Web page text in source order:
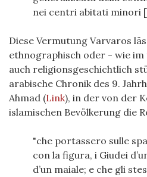
nei centri abitati minori
Diese Vermutung Varvaros
ethnographisch oder - wie im
auch religionsgeschichtlich
arabische Chronik des 9.
Ahmad (Link), in der von der
islamischen Bevölkerung die
"che portassero sulle
con la figura, i Giudei
d’un maiale; e che gli